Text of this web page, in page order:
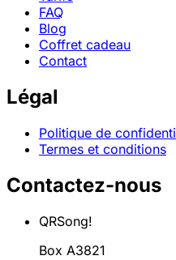
FAQ
Blog
Coffret cadeau
Contact
Légal
Politique de
Termes et conditions
Contactez-nous
QRSong!
Box A3821